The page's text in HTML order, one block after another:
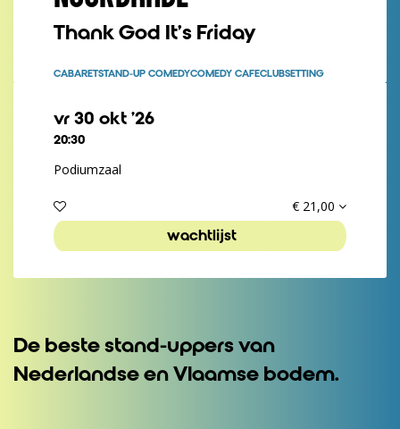
Thank God It's Friday
CABARETSTAND-UP COMEDYCOMEDY CAFÉCLUBSETTING
vr 30 okt ’26
20:30
Podiumzaal
€ 21,00
wachtlijst
De beste stand-uppers van
Nederlandse en Vlaamse bodem.